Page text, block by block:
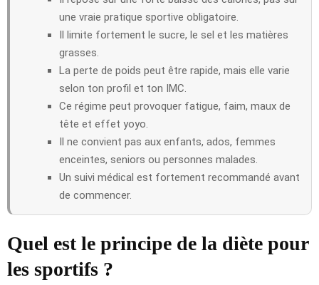
une vraie pratique sportive obligatoire.
Il limite fortement le sucre, le sel et les matières
grasses.
La perte de poids peut être rapide, mais elle varie
selon ton profil et ton IMC.
Ce régime peut provoquer fatigue, faim, maux de
tête et effet yoyo.
Il ne convient pas aux enfants, ados, femmes
enceintes, seniors ou personnes malades.
Un suivi médical est fortement recommandé avant
de commencer.
Quel est le principe de la diète pour
les sportifs ?